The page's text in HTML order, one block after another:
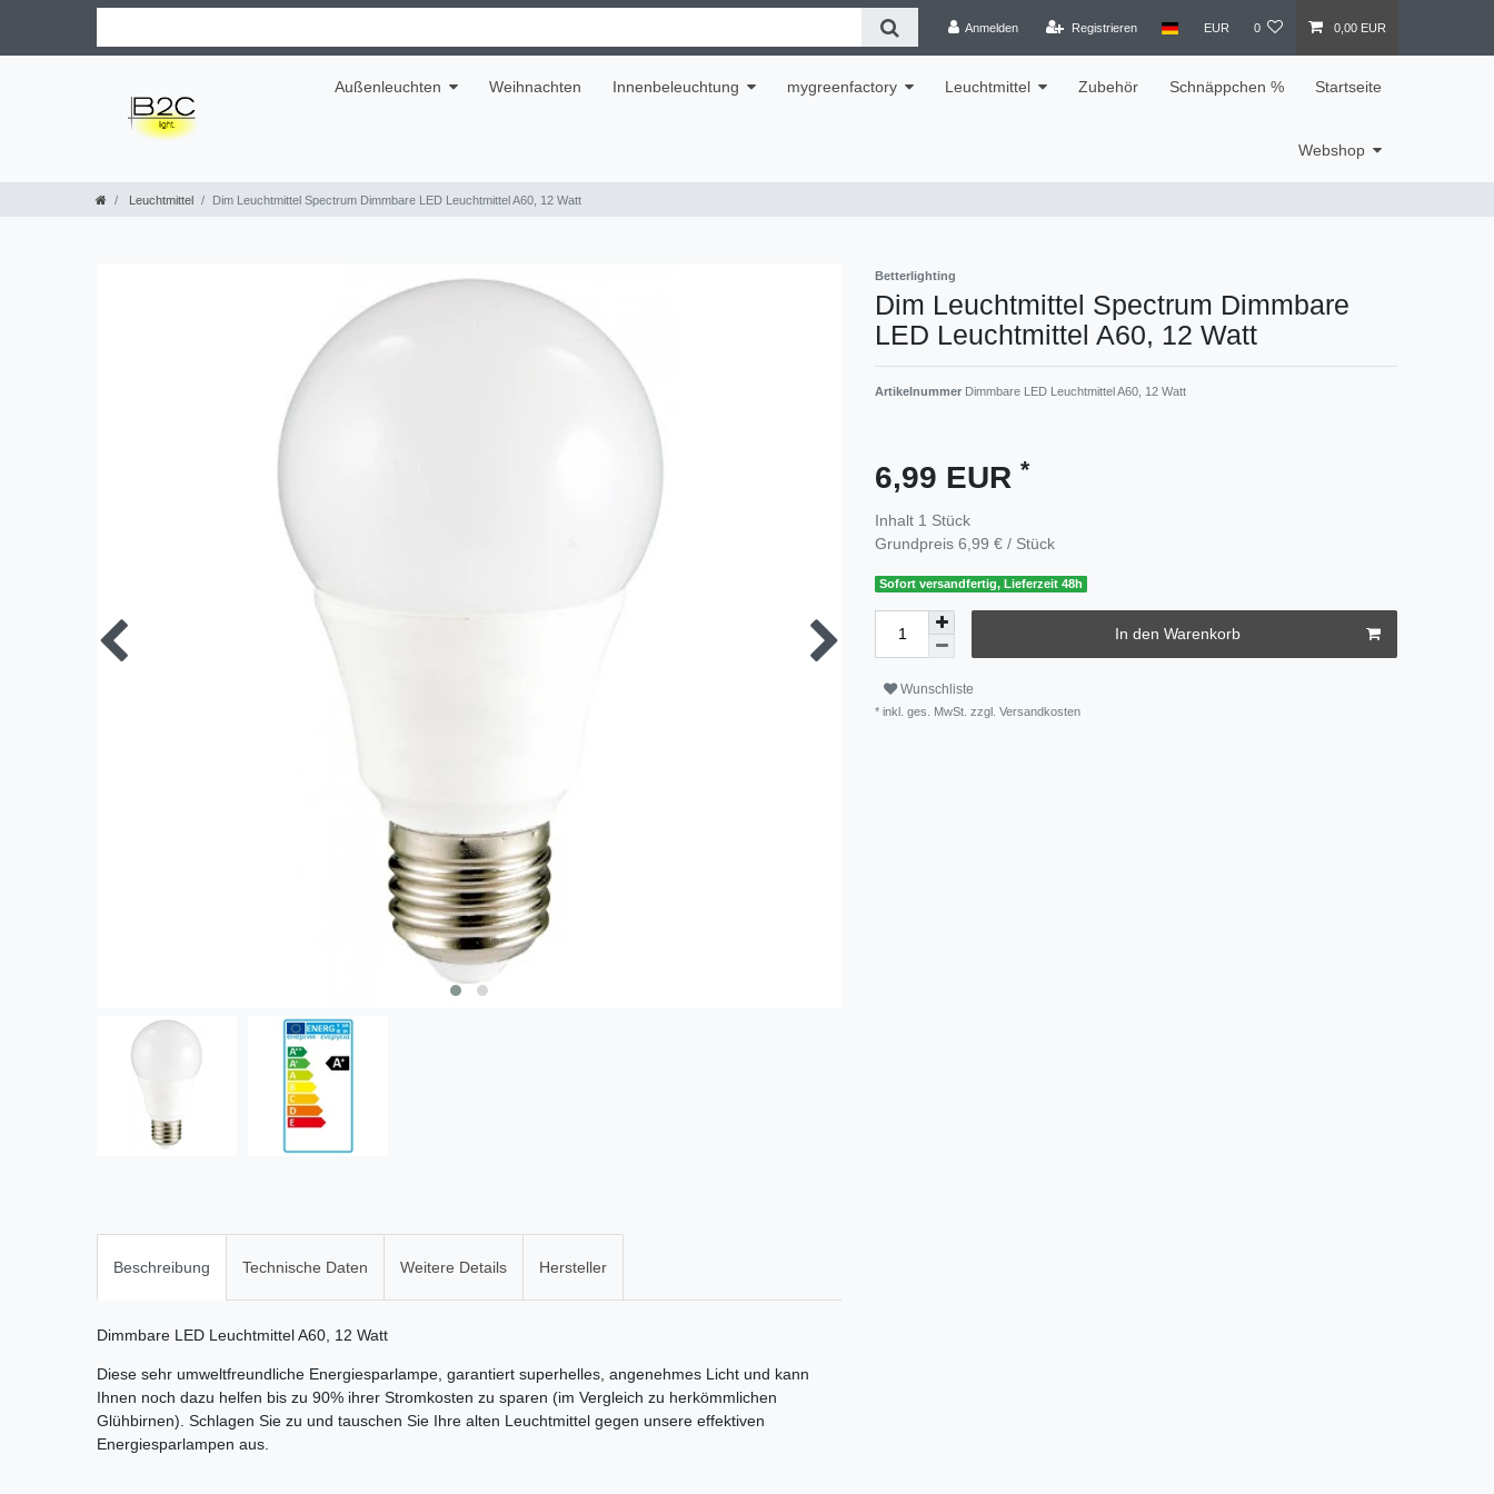
Anmelden Registrieren EUR 0 0,00 EUR
Außenleuchten Weihnachten Innenbeleuchtung mygreenfactory Leuchtmittel Zubehör Schnäppchen % Startseite
Webshop
Leuchtmittel Dim Leuchtmittel Spectrum Dimmbare LED Leuchtmittel A60, 12 Watt
Betterlighting
Dim Leuchtmittel Spectrum Dimmbare
LED Leuchtmittel A60, 12 Watt
Artikelnummer Dimmbare LED Leuchtmittel A60, 12 Watt
6,99 EUR *
Inhalt 1 Stück
Grundpreis 6,99 € / Stück
Sofort versandfertig, Lieferzeit 48h
In den Warenkorb
Wunschliste
* inkl. ges. MwSt. zzgl. Versandkosten
Beschreibung Technische Daten Weitere Details Hersteller
Dimmbare LED Leuchtmittel A60, 12 Watt
Diese sehr umweltfreundliche Energiesparlampe, garantiert superhelles, angenehmes Licht und kann
Ihnen noch dazu helfen bis zu 90% ihrer Stromkosten zu sparen (im Vergleich zu herkömmlichen
Glühbirnen). Schlagen Sie zu und tauschen Sie Ihre alten Leuchtmittel gegen unsere effektiven
Energiesparlampen aus.